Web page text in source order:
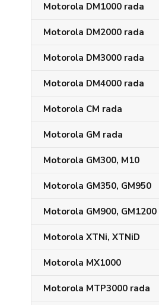
Motorola DM1000 rada
Motorola DM2000 rada
Motorola DM3000 rada
Motorola DM4000 rada
Motorola CM rada
Motorola GM rada
Motorola GM300, M10
Motorola GM350, GM950
Motorola GM900, GM1200
Motorola XTNi, XTNiD
Motorola MX1000
Motorola MTP3000 rada